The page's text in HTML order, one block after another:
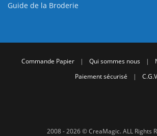
Guide de la Broderie
Commande Papier | Qui sommes nous |
Paiement sécurisé
| C.G.V
2008 - 2026 © CreaMagic. ALL Rights